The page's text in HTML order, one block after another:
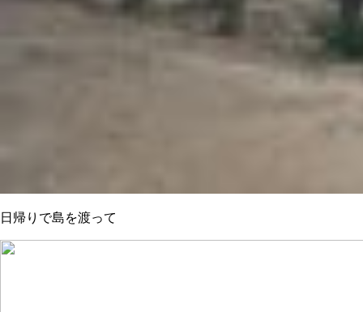
日帰りで島を渡って